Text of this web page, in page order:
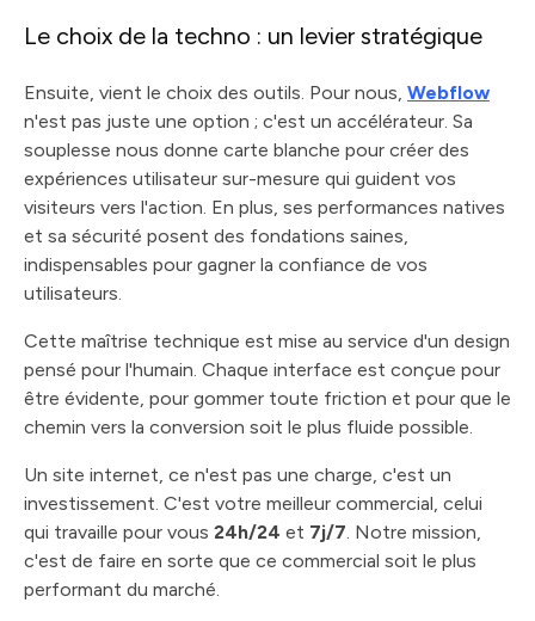
Le choix de la techno : un levier stratégique
Ensuite, vient le choix des outils. Pour nous, Webflow
n'est pas juste une option ; c'est un accélérateur. Sa
souplesse nous donne carte blanche pour créer des
expériences utilisateur sur-mesure qui guident vos
visiteurs vers l'action. En plus, ses performances natives
et sa sécurité posent des fondations saines,
indispensables pour gagner la confiance de vos
utilisateurs.
Cette maîtrise technique est mise au service d'un design
pensé pour l'humain. Chaque interface est conçue pour
être évidente, pour gommer toute friction et pour que le
chemin vers la conversion soit le plus fluide possible.
Un site internet, ce n'est pas une charge, c'est un
investissement. C'est votre meilleur commercial, celui
qui travaille pour vous 24h/24 et 7j/7. Notre mission,
c'est de faire en sorte que ce commercial soit le plus
performant du marché.